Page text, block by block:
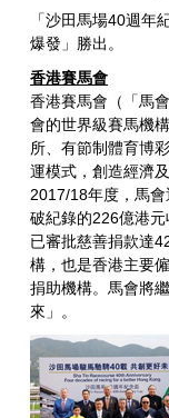
「沙田馬場40週年
爆發」勝出。
香港賽馬會
香港賽馬會（「馬
會的世界級賽馬機
所、有節制體育博
運模式，創造經濟
2017/18年度，馬
破紀錄的226億港
已審批慈善捐款達
構，也是香港主要
捐助機構。馬會將
來」。